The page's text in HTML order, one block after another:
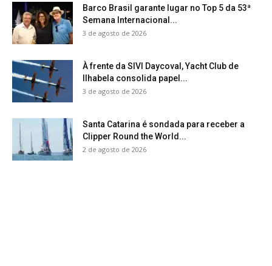
Barco Brasil garante lugar no Top 5 da 53ª
Semana Internacional...
3 de agosto de 2026
À frente da SIVI Daycoval, Yacht Club de
Ilhabela consolida papel...
3 de agosto de 2026
Santa Catarina é sondada para receber a
Clipper Round the World...
2 de agosto de 2026